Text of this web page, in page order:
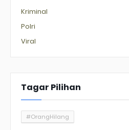
Kriminal
Polri
Viral
Tagar Pilihan
#OrangHilang